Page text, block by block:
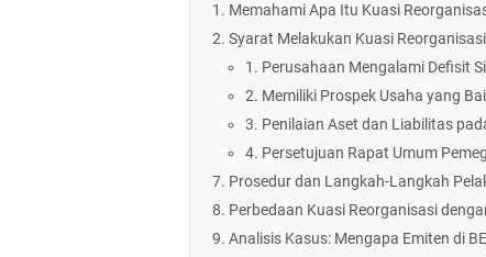
Memahami Apa Itu Kuasi
Syarat Melakukan Kuasi
1. Perusahaan Mengalami Defisit
2. Memiliki Prospek Usaha yang
3. Penilaian Aset dan Liabilitas
4. Persetujuan Rapat Umum
Prosedur dan Langkah-Langkah
Perbedaan Kuasi Reorganisasi
Analisis Kasus: Mengapa Emiten di